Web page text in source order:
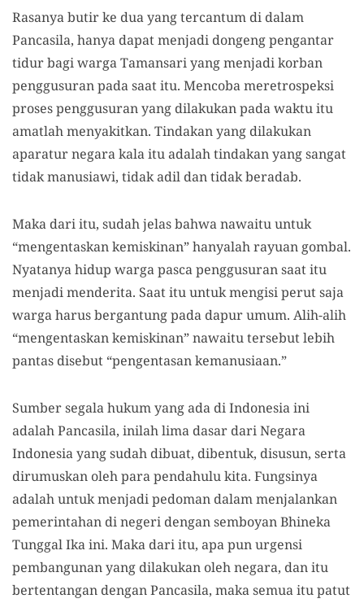
Rasanya butir ke dua yang tercantum di dalam
Pancasila, hanya dapat menjadi dongeng pengantar
tidur bagi warga Tamansari yang menjadi korban
penggusuran pada saat itu. Mencoba meretrospeksi
proses penggusuran yang dilakukan pada waktu itu
amatlah menyakitkan. Tindakan yang dilakukan
aparatur negara kala itu adalah tindakan yang sangat
tidak manusiawi, tidak adil dan tidak beradab.
Maka dari itu, sudah jelas bahwa nawaitu untuk
“mengentaskan kemiskinan” hanyalah rayuan gombal.
Nyatanya hidup warga pasca penggusuran saat itu
menjadi menderita. Saat itu untuk mengisi perut saja
warga harus bergantung pada dapur umum. Alih-alih
“mengentaskan kemiskinan” nawaitu tersebut lebih
pantas disebut “pengentasan kemanusiaan.”
Sumber segala hukum yang ada di Indonesia ini
adalah Pancasila, inilah lima dasar dari Negara
Indonesia yang sudah dibuat, dibentuk, disusun, serta
dirumuskan oleh para pendahulu kita. Fungsinya
adalah untuk menjadi pedoman dalam menjalankan
pemerintahan di negeri dengan semboyan Bhineka
Tunggal Ika ini. Maka dari itu, apa pun urgensi
pembangunan yang dilakukan oleh negara, dan itu
bertentangan dengan Pancasila, maka semua itu patut